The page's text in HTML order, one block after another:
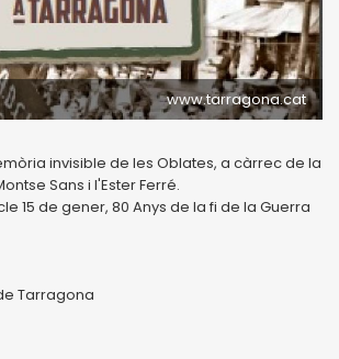
www.tarragona.cat
invisible de les Oblates, a càrrec de la
Sans i l'Ester Ferré.
15 de gener, 80 Anys de la fi de la Guerra
Tarragona